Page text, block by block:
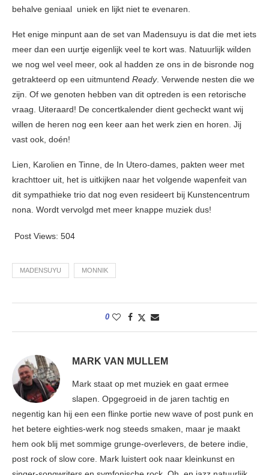
behalve geniaal uniek en lijkt niet te evenaren.
Het enige minpunt aan de set van Madensuyu is dat die met iets
meer dan een uurtje eigenlijk veel te kort was. Natuurlijk wilden
we nog wel veel meer, ook al hadden ze ons in de bisronde nog
getrakteerd op een uitmuntend Ready. Verwende nesten die we
zijn. Of we genoten hebben van dit optreden is een retorische
vraag. Uiteraard! De concertkalender dient gecheckt want wij
willen de heren nog een keer aan het werk zien en horen. Jij
vast ook, doén!
Lien, Karolien en Tinne, de In Utero-dames, pakten weer met
krachttoer uit, het is uitkijken naar het volgende wapenfeit van
dit sympathieke trio dat nog even resideert bij Kunstencentrum
nona. Wordt vervolgd met meer knappe muziek dus!
Post Views: 504
MADENSUYU MONNIK
0
MARK VAN MULLEM
Mark staat op met muziek en gaat ermee
slapen. Opgegroeid in de jaren tachtig en
negentig kan hij een een flinke portie new wave of post punk en
het betere eighties-werk nog steeds smaken, maar je maakt
hem ook blij met sommige grunge-overlevers, de betere indie,
post rock of slow core. Mark luistert ook naar kleinkunst en